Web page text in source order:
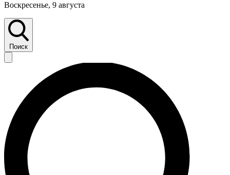
Воскресенье, 9 августа
Поиск